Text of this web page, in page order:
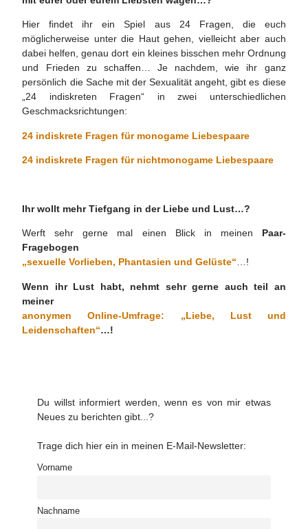
Hier findet ihr ein Spiel aus 24 Fragen, die euch
möglicherweise unter die Haut gehen, vielleicht aber auch
dabei helfen, genau dort ein kleines bisschen mehr Ordnung
und Frieden zu schaffen… Je nachdem, wie ihr ganz
persönlich die Sache mit der Sexualität angeht, gibt es diese
„24 indiskreten Fragen“ in zwei unterschiedlichen
Geschmacksrichtungen:
24 indiskrete Fragen für monogame Liebespaare
24 indiskrete Fragen für nichtmonogame Liebespaare
Ihr wollt mehr Tiefgang in der Liebe und Lust…?
Werft sehr gerne mal einen Blick in meinen Paar-
Fragebogen
„sexuelle Vorlieben, Phantasien und Gelüste“…!
Wenn ihr Lust habt, nehmt sehr gerne auch teil an
meiner
anonymen Online-Umfrage: „Liebe, Lust und
Leidenschaften“…!
Du willst informiert werden, wenn es von mir etwas
Neues zu berichten gibt...?
Trage dich hier ein in meinen E-Mail-Newsletter:
Vorname
Nachname